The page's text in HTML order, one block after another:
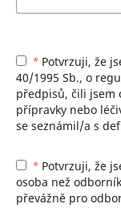
*
40/1995 Sb., o
předpisů, čili jsem
přípravky nebo
se seznámil/a s
*
osoba než
převážně pro